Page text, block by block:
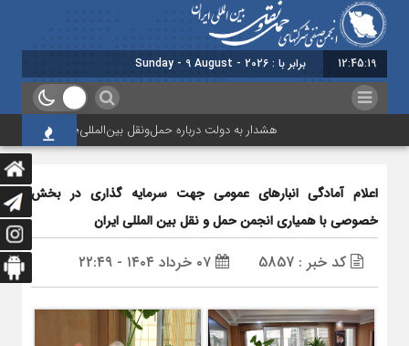
12:45:20 برابر با : Sunday - 9 August - 2026
هشدار به دولت درباره حمل‌ونقل بین‌المللی؛ شرکت‌ها زیر
اعلام آمادگی انبارهای عمومی جهت سرمایه گذاری در بخش
خصوصی با همیاری انجمن حمل و نقل بین المللی ایران
کد خبر : 5857